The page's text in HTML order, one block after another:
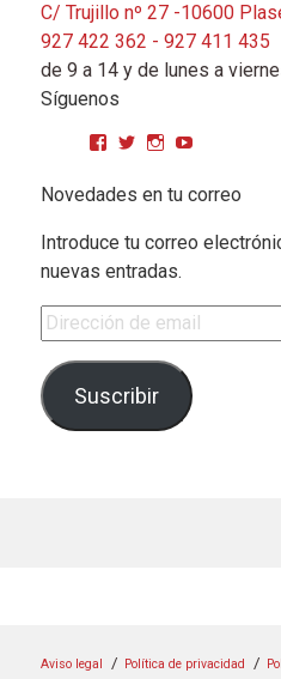
C/ Trujillo nº 27 -10600
927 422 362 - 927 411 435
de 9 a 14 y de lunes a
Síguenos
Ver perfil de
Ver perfil de
Ver perfil de
YouTube
Novedades en tu correo
Introduce tu correo
nuevas entradas.
Dirección de email
Suscribir
Aviso legal Política de privacidad